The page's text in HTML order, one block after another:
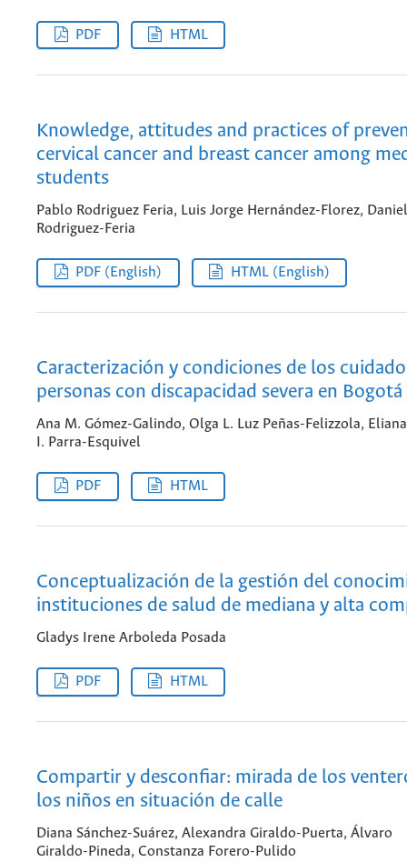
PDF HTML
Knowledge, attitudes and practices of
cervical cancer and breast cancer among
students
Pablo Rodriguez Feria, Luis Jorge Hernández-Florez,
Rodriguez-Feria
PDF (English) HTML (English)
Caracterización y condiciones de los
personas con discapacidad severa en Bogotá
Ana M. Gómez-Galindo, Olga L. Luz Peñas-Felizzola, Eliana
I. Parra-Esquivel
PDF HTML
Conceptualización de la gestión del
instituciones de salud de mediana y alta
Gladys Irene Arboleda Posada
PDF HTML
Compartir y desconfiar: mirada de los
los niños en situación de calle
Diana Sánchez-Suárez, Alexandra Giraldo-Puerta, Álvaro
Giraldo-Pineda, Constanza Forero-Pulido